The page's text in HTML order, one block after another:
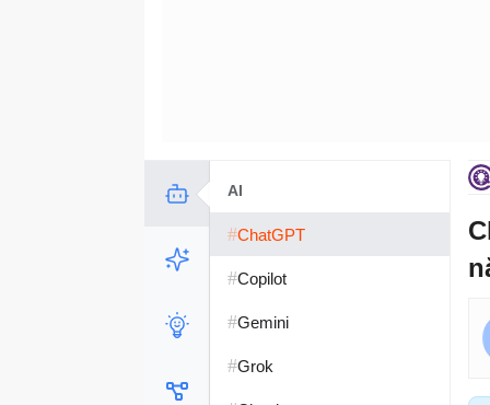
AI
#ChatGPT
#Copilot
#Gemini
#Grok